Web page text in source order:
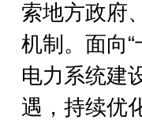
索地方政府
机制。面向
电力系统建
遇，持续优